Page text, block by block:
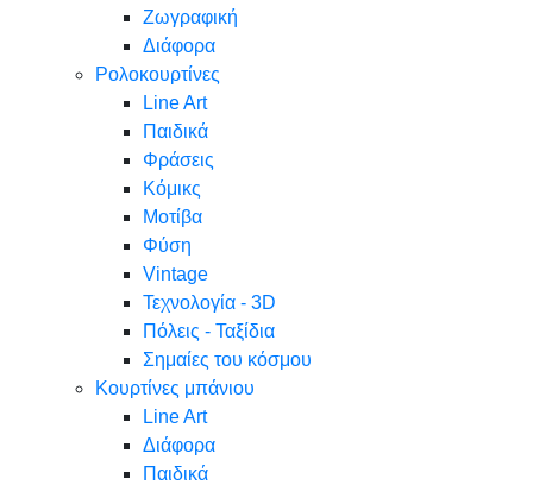
Ζωγραφική
Διάφορα
Ρολοκουρτίνες
Line Art
Παιδικά
Φράσεις
Κόμικς
Μοτίβα
Φύση
Vintage
Τεχνολογία - 3D
Πόλεις - Ταξίδια
Σημαίες του κόσμου
Κουρτίνες μπάνιου
Line Art
Διάφορα
Παιδικά